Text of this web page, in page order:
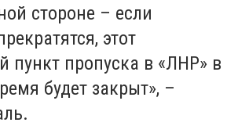
стороне – если
этот
пункт пропуска в «ЛНР» в
будет закрыт», –